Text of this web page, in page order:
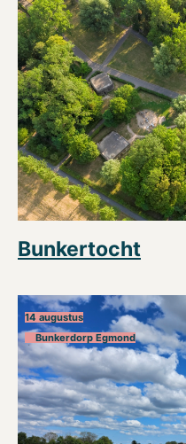
Bunkertocht
14 augustus
Bunkerdorp Egmond